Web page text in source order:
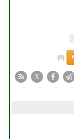
(0)
X